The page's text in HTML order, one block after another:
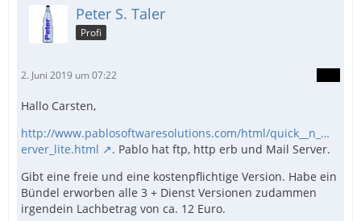
Peter S. Taler
Profi
2. Juni 2019 um 07:22
Hallo Carsten,
http://www.pablosoftwaresolutions.com/html/quick__n_…
erver_lite.html
. Pablo hat ftp, http erb und Mail Server.
Gibt eine freie und eine kostenpflichtige Version. Habe ein
Bündel erworben alle 3 + Dienst Versionen zudammen
irgendein Lachbetrag von ca. 12 Euro.